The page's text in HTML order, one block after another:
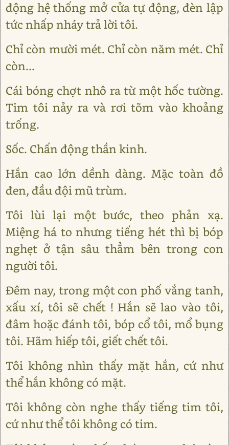
động hệ thống mở cửa tự động, đèn lập
tức nhấp nháy trả lời tôi.
Chỉ còn mười mét. Chỉ còn năm mét. Chỉ
còn...
Cái bóng chợt nhô ra từ một hốc tường.
Tim tôi nảy ra và rơi tõm vào khoảng
trống.
Sốc. Chấn động thần kinh.
Hắn cao lớn dềnh dàng. Mặc toàn đồ
đen, đầu đội mũ trùm.
Tôi lùi lại một bước, theo phản xạ.
Miệng há to nhưng tiếng hét thì bị bóp
nghẹt ở tận sâu thẳm bên trong con
người tôi.
Đêm nay, trong một con phố vắng tanh,
xấu xí, tôi sẽ chết ! Hắn sẽ lao vào tôi,
đâm hoặc đánh tôi, bóp cổ tôi, mổ bụng
tôi. Hãm hiếp tôi, giết chết tôi.
Tôi không nhìn thấy mặt hắn, cứ như
thể hắn không có mặt.
Tôi không còn nghe thấy tiếng tim tôi,
cứ như thể tôi không có tim.